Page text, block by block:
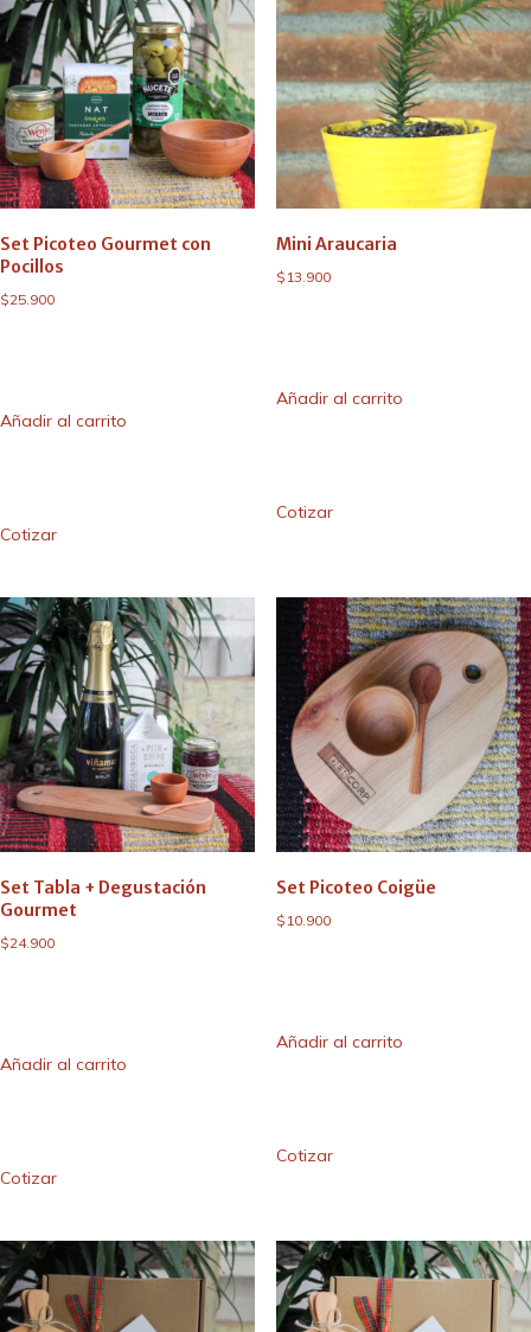
Set Picoteo Gourmet con
Pocillos
$25.900
Añadir al carrito
Cotizar
Mini Araucaria
$ 13.900
Añadir al carrito
Cotizar
Set Tabla + Degustación
Gourmet
$24.900
Añadir al carrito
Cotizar
Set Picoteo Coigüe
$ 10.900
Añadir al carrito
Cotizar